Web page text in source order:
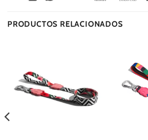
PRODUCTOS RELACIONADOS